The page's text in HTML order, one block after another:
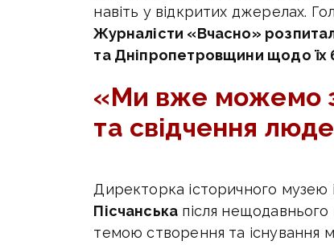
навіть у відкритих джерелах.
Журналісти «Вчасно»
та Дніпропетровщини щодо їх
«Ми вже можемо
та свідчення
Директорка історичного музею
Пісчанська після
темою створення та існування